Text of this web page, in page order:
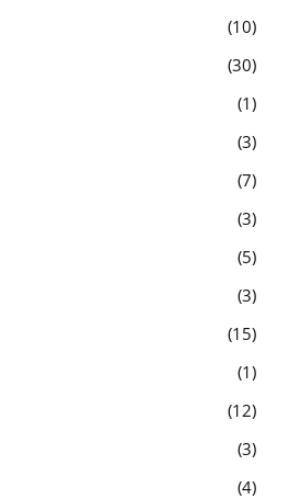
10
30
1
3
7
3
5
3
15
1
12
3
4